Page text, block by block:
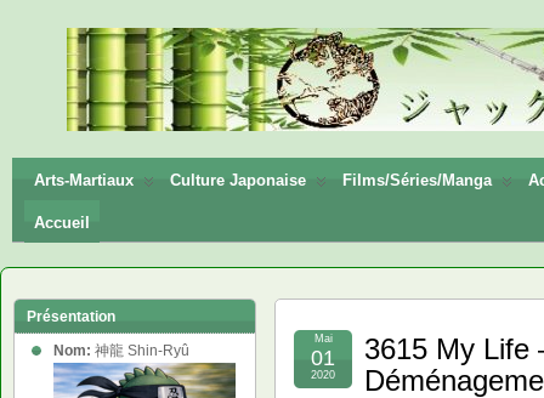
神龍
Shin-
Ryū
Arts-Martiaux Culture Japonaise Films/Séries/Manga
Accueil
3615 My Life
Mai
01
2020
Présentation
Nom: 神龍 Shin-Ryû